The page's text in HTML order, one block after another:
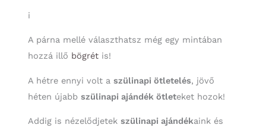
i
A párna mellé választhatsz még egy mintában
hozzá illő bögrétis!
A hétre ennyi volt a szülinapi ötletelés, jövő
héten újabb szülinapi ajándék ötleteket hozok!
Addig is nézelődjetek szülinapi ajándékaink és